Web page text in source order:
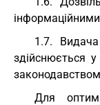
1.7. Видача
здійснюється
Для